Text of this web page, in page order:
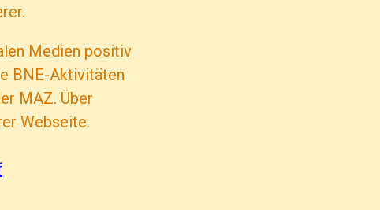
Medien positiv
BNE-Aktivitäten
MAZ. Über
Webseite.